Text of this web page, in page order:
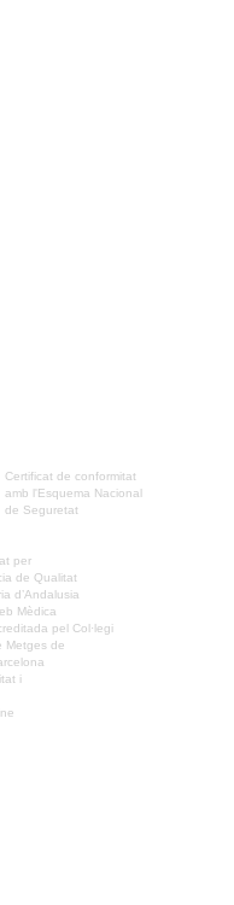
Certificat de conformitat
amb l'Esquema Nacional
de Seguretat
per
de Qualitat
d’Andalusia
Mèdica
pel Col·legi
Metges de
i